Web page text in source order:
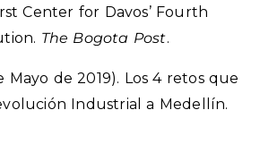
Center for Davos’ Fourth
The Bogota Post.
Mayo de 2019). Los 4 retos que
Industrial a Medellín.